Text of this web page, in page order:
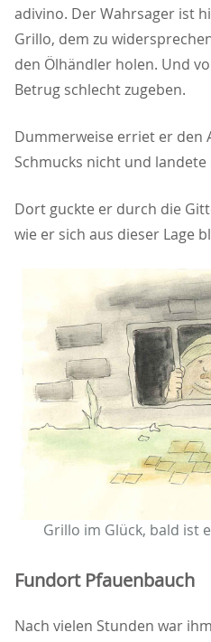
adivino. Der Wahrsager ist
Grillo, dem zu
den Ölhändler holen. Und
Betrug schlecht zugeben.
Dummerweise erriet er den
Schmucks nicht und landete
Dort guckte er durch die
wie er sich aus dieser Lage
Grillo im Glück, bald ist
Fundort Pfauenbauch
Nach vielen Stunden war